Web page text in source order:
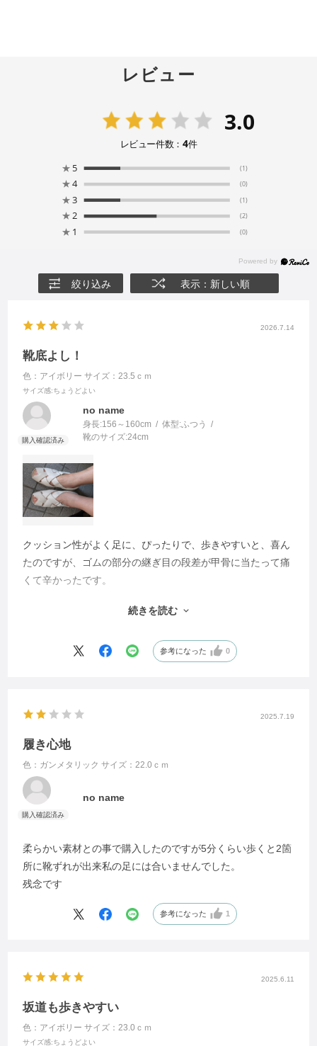
レビュー
3.0
レビュー件数： 4件
★ 5 (1)
★4 (0)
★3 (1)
★2 (2)
★ 1 (0)
絞り込み 表示：新しい順
2026.7.14
靴底よし！
色：アイボリー サイズ：23.5ｃｍ
サイズ感:ちょうどよい
no name
身長:156～160cm 体型:ふつう
靴のサイズ:24cm
クッション性がよく足に、ぴったりで、歩きやすいと、喜ん
たのですが、ゴムの部分の継ぎ目の段差が甲骨に当たって痛
くて辛かったです。
が、ゴムと革の厚みが違うのでどうしても擦れて痛みがあり
ました。ゴムの部分が足裏に近いところだと痛みが起こりに
続きを読む
参考になった 0
2025.7.19
履き心地
色：ガンメタリック サイズ：22.0ｃｍ
no name
柔らかい素材との事で購入したのですが5分くらい歩くと2箇
所に靴ずれが出来私の足には合いませんでした。
残念です
参考になった 1
2025.6.11
坂道も歩きやすい
色：アイボリー サイズ：23.0ｃｍ
サイズ感:ちょうどよい